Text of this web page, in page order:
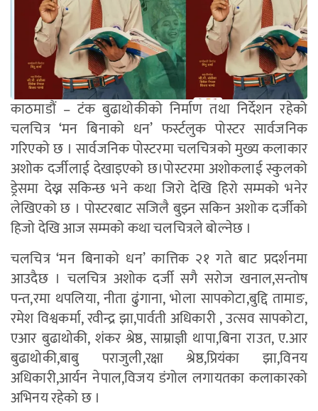
काठमाडौं – टंक बुढाथोकीको निर्माण तथा निर्देशन रहेको
चलचित्र ‘मन बिनाको धन’ फर्स्टलुक पोस्टर सार्वजनिक
गरिएको छ । सार्वजनिक पोस्टरमा चलचित्रको मुख्य कलाकार
अशोक दर्जीलाई देखाइएको छ।पोस्टरमा अशोकलाई स्कुलको
ड्रेसमा देख्न सकिन्छ भने कथा जिरो देखि हिरो सम्मको भनेर
लेखिएको छ । पोस्टरबाट सजिलै बुझ्न सकिन अशोक दर्जीको
हिजो देखि आज सम्मको कथा चलचित्रले बोल्नेछ ।
चलचित्र ‘मन बिनाको धन’ कात्तिक २१ गते बाट प्रदर्शनमा
आउदैछ । चलचित्र अशोक दर्जी सगै सरोज खनाल,सन्तोष
पन्त,रमा थपलिया, नीता ढुंगाना, भोला सापकोटा,बुद्दि तामाङ,
रमेश विश्वकर्मा, रवीन्द्र झा,पार्वती अधिकारी , उत्सव सापकोटा,
एआर बुढाथोकी, शंकर श्रेष्ठ, साम्राज्ञी थापा,बिना राउत, ए.आर
बुढाथोकी,बाबु पराजुली,रक्षा श्रेष्ठ,प्रियंका झा,विनय
अधिकारी,आर्यन नेपाल,विजय डंगोल लगायतका कलाकारको
अभिनय रहेको छ ।